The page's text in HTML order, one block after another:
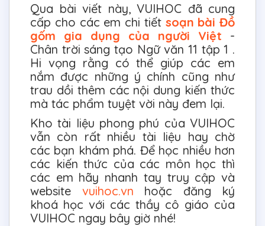
Qua bài viết này, VUIHOC đã cung
cấp cho các em chi tiết soạn bài Đồ
gốm gia dụng của người Việt
-
Chân trời sáng tạo Ngữ văn 11 tập 1 .
Hi vọng rằng có thể giúp các em
nắm được những ý chính cũng như
trau dồi thêm các nội dung kiến thức
mà tác phẩm tuyệt vời này đem lại.
Kho tài liệu phong phú của VUIHOC
vẫn còn rất nhiều tài liệu hay chờ
các bạn khám phá. Để học nhiều hơn
các kiến thức của các môn học thì
các em hãy nhanh tay truy cập và
website vuihoc.vn hoặc đăng ký
khoá học với các thầy cô giáo của
VUIHOC ngay bây giờ nhé!